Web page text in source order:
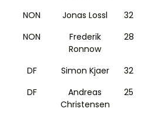
NON
Jonas Lossl 32
NON
Frederik
Ronnow
28
DF Simon Kjaer 32
DF
Andreas
Christensen
25